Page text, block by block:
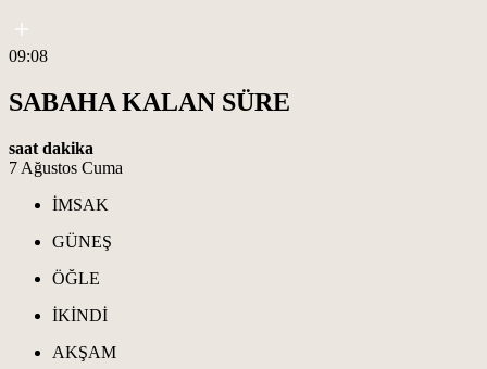
09:08
SABAHA KALAN SÜRE
saat dakika
7 Ağustos Cuma
İMSAK
GÜNEŞ
ÖĞLE
İKİNDİ
AKŞAM